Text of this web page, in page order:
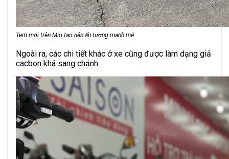
Tem mới trên Mio tạo nên ấn tượng mạnh mẽ
Ngoài ra, các chi tiết khác ở xe cũng được làm dạng giả
cacbon khá sang chảnh.